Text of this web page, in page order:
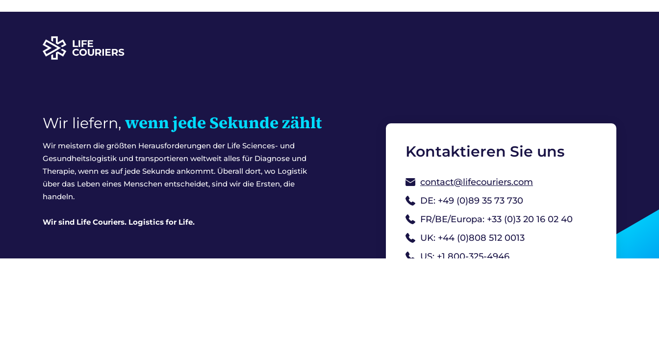
Wir liefern, wenn jede Sekunde zählt
Wir meistern die größten Herausforderungen der Life Sciences- und
Gesundheitslogistik und transportieren weltweit alles für Diagnose und
Therapie, wenn es auf jede Sekunde ankommt. Überall dort, wo Logistik
über das Leben eines Menschen entscheidet, sind wir die Ersten, die
handeln.
Wir sind Life Couriers. Logistics for Life.
Kontaktieren Sie uns
contact@lifecouriers.com
DE: +49 (0)89 35 73 730
FR/BE/Europa: +33 (0)3 20 16 02 40
UK: +44 (0)808 512 0013
US: +1 800-325-4946